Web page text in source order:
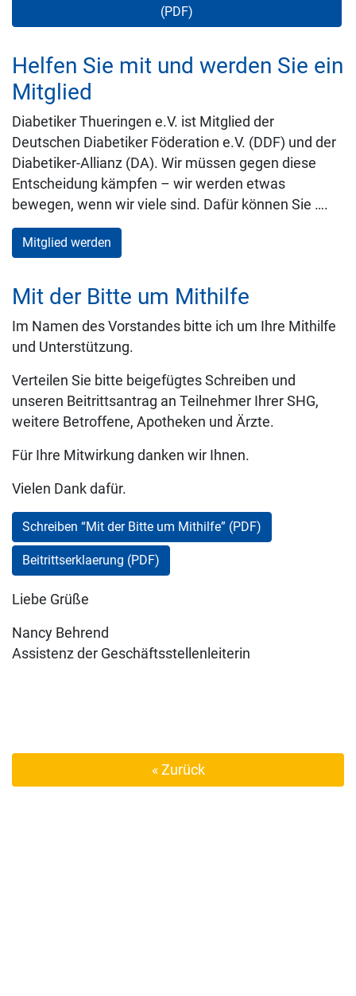
(PDF)
Helfen Sie mit und werden Sie ein
Mitglied
Diabetiker Thueringen e.V. ist Mitglied der
Deutschen Diabetiker Föderation e.V. (DDF) und der
Diabetiker-Allianz (DA). Wir müssen gegen diese
Entscheidung kämpfen – wir werden etwas
bewegen, wenn wir viele sind. Dafür können Sie ….
Mitglied werden
Mit der Bitte um Mithilfe
Im Namen des Vorstandes bitte ich um Ihre Mithilfe
und Unterstützung.
Verteilen Sie bitte beigefügtes Schreiben und
unseren Beitrittsantrag an Teilnehmer Ihrer SHG,
weitere Betroffene, Apotheken und Ärzte.
Für Ihre Mitwirkung danken wir Ihnen.
Vielen Dank dafür.
Schreiben “Mit der Bitte um Mithilfe” (PDF)
Beitrittserklaerung (PDF)
Liebe Grüße
Nancy Behrend
Assistenz der Geschäftsstellenleiterin
« Zurück